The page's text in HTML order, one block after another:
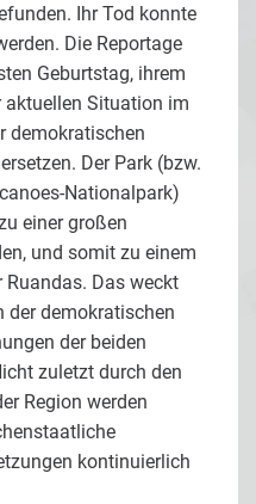
Ihr Tod konnte
Die Reportage
Geburtstag, ihrem
aktuellen Situation im
demokratischen
Der Park (bzw.
Nationalpark)
einer großen
und somit zu einem
Das weckt
der demokratischen
der beiden
zuletzt durch den
Region werden
kontinuierlich